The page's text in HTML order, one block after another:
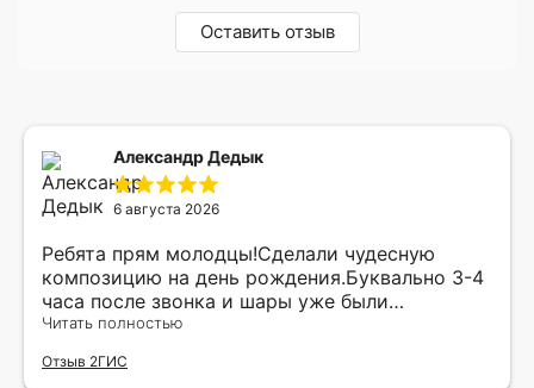
Оставить отзыв
Александр Дедык
6 августа 2026
Ребята прям молодцы!Сделали чудесную
композицию на день рождения.Буквально 3-4
часа после звонка и шары уже были
доставлены мне по адресу.Качество
рада.
Читать полностью
Отзыв 2ГИС